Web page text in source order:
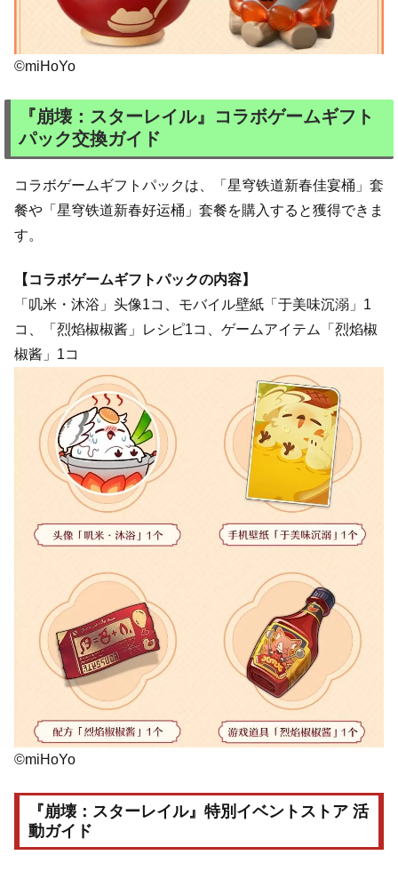
©miHoYo
『崩壊：スターレイル』コラボゲームギフト
パック交換ガイド
コラボゲームギフトパックは、「星穹铁道新春佳宴桶」套
餐や「星穹铁道新春好运桶」套餐を購入すると獲得できま
す。
【コラボゲームギフトパックの内容】
「叽米・沐浴」头像1コ、モバイル壁紙「于美味沉溺」1
コ、「烈焰椒椒酱」レシピ1コ、ゲームアイテム「烈焰椒
椒酱」1コ
©miHoYo
『崩壊：スターレイル』特別イベントストア 活
動ガイド